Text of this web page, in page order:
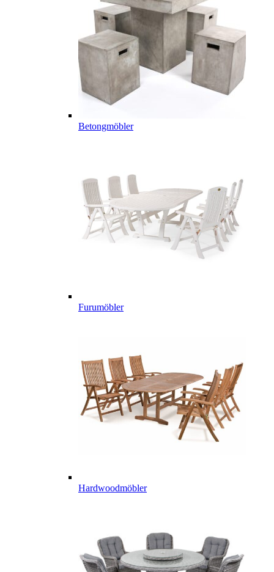
Betongmöbler
Furumöbler
Hardwoodmöbler